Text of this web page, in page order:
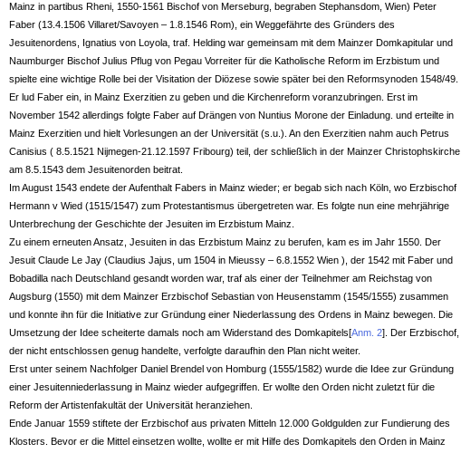
Mainz in partibus Rheni, 1550-1561 Bischof von Merseburg, begraben Stephansdom, Wien) Peter
Faber (13.4.1506 Villaret/Savoyen – 1.8.1546 Rom), ein Weggefährte des Gründers des
Jesuitenordens, Ignatius von Loyola, traf. Helding war gemeinsam mit dem Mainzer Domkapitular und
Naumburger Bischof Julius Pflug von Pegau Vorreiter für die Katholische Reform im Erzbistum und
spielte eine wichtige Rolle bei der Visitation der Diözese sowie später bei den Reformsynoden 1548/49.
Er lud Faber ein, in Mainz Exerzitien zu geben und die Kirchenreform voranzubringen. Erst im
November 1542 allerdings folgte Faber auf Drängen von Nuntius Morone der Einladung. und erteilte in
Mainz Exerzitien und hielt Vorlesungen an der Universität (s.u.). An den Exerzitien nahm auch Petrus
Canisius ( 8.5.1521 Nijmegen-21.12.1597 Fribourg) teil, der schließlich in der Mainzer Christophskirche
am 8.5.1543 dem Jesuitenorden beitrat.
Im August 1543 endete der Aufenthalt Fabers in Mainz wieder; er begab sich nach Köln, wo Erzbischof
Hermann v Wied (1515/1547) zum Protestantismus übergetreten war. Es folgte nun eine mehrjährige
Unterbrechung der Geschichte der Jesuiten im Erzbistum Mainz.
Zu einem erneuten Ansatz, Jesuiten in das Erzbistum Mainz zu berufen, kam es im Jahr 1550. Der
Jesuit Claude Le Jay (Claudius Jajus, um 1504 in Mieussy – 6.8.1552 Wien ), der 1542 mit Faber und
Bobadilla nach Deutschland gesandt worden war, traf als einer der Teilnehmer am Reichstag von
Augsburg (1550) mit dem Mainzer Erzbischof Sebastian von Heusenstamm (1545/1555) zusammen
und konnte ihn für die Initiative zur Gründung einer Niederlassung des Ordens in Mainz bewegen. Die
Umsetzung der Idee scheiterte damals noch am Widerstand des Domkapitels[Anm. 2]
. Der Erzbischof,
der nicht entschlossen genug handelte, verfolgte daraufhin den Plan nicht weiter.
Erst unter seinem Nachfolger Daniel Brendel von Homburg (1555/1582) wurde die Idee zur Gründung
einer Jesuitenniederlassung in Mainz wieder aufgegriffen. Er wollte den Orden nicht zuletzt für die
Reform der Artistenfakultät der Universität heranziehen.
Ende Januar 1559 stiftete der Erzbischof aus privaten Mitteln 12.000 Goldgulden zur Fundierung des
Klosters. Bevor er die Mittel einsetzen wollte, wollte er mit Hilfe des Domkapitels den Orden in Mainz